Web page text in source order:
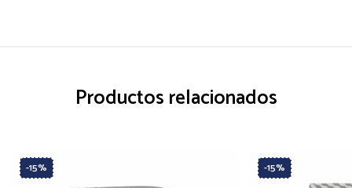
Productos relacionados
-15% -15%